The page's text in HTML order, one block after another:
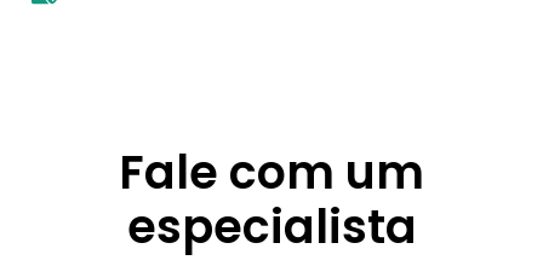
Fale com um
especialista